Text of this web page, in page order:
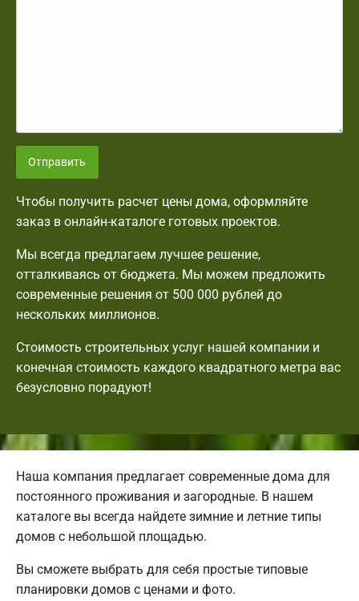
Отправить
Чтобы получить расчет цены дома, оформляйте
заказ в онлайн-каталоге готовых проектов.
Мы всегда предлагаем лучшее решение,
отталкиваясь от бюджета. Мы можем предложить
современные решения от 500 000 рублей до
нескольких миллионов.
Стоимость строительных услуг нашей компании и
конечная стоимость каждого квадратного метра вас
безусловно порадуют!
Наша компания предлагает современные дома для
постоянного проживания и загородные. В нашем
каталоге вы всегда найдете зимние и летние типы
домов с небольшой площадью.
Вы сможете выбрать для себя простые типовые
планировки домов с ценами и фото.